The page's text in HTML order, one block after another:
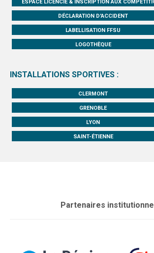
ESPACE LICENCIÉ & INSCRIPTION AUX
DÉCLARATION D'ACCIDENT
LABELLISATION FFSU
LOGOTHÈQUE
INSTALLATIONS SPORTIVES :
CLERMONT
GRENOBLE
LYON
SAINT-ÉTIENNE
Partenaires